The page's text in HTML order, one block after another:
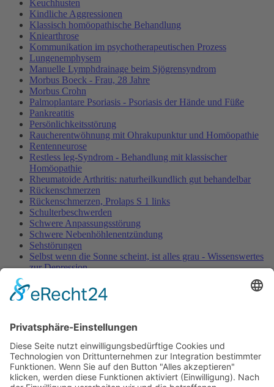
Keuchhusten
Kindliche Aggressionen
Klassisch homöopathische Behandlung
Kniearthrose
Kommunikation im psychotherapeutischen Prozess
Lungenemphysem
Manuelle Lymphdrainage beim Sjögrensyndrom
Morbus Boeck - Frau, 28 Jahre
Morbus Crohn
Palmoplantare Psoriasis - Psoriasis der Hände und Füße
Pankreatitis
Persönlichkeitsstörung
Raucherentwöhnung mit Ohrakupunktur und Homöopathie
Rentenneurose
Restless leg-Syndrom - Behandlung mit klassischer
Homöopathie
Rheumatoide Arthritis: naturheilkundlich gut behandelbar
Rückenschmerzen
Rückenschmerzen, Prolaps S 1 links
Schulterbeschwerden
Schwere Anpassungsstörung
Schwere Nebenhöhlenentzündung
Sehstörungen
Selbst wenn die Sonne scheint, ist alles grau - Wissenswertes
zur Depression
Tendovaginitis stenosans
Tennisellenbogen
Vertigo - Schwindel nach HWS-Manipulation
Viel zu Fett
Verband Unabhängiger Heilpraktiker e.V.